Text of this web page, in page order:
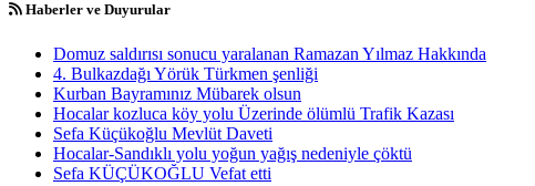
Haberler ve Duyurular
Domuz saldırısı sonucu yaralanan Ramazan Yılmaz Hakkında
4. Bulkazdağı Yörük Türkmen şenliği
Kurban Bayramınız Mübarek olsun
Hocalar kozluca köy yolu Üzerinde ölümlü Trafik Kazası
Sefa Küçükoğlu Mevlüt Daveti
Hocalar-Sandıklı yolu yoğun yağış nedeniyle çöktü
Sefa KÜÇÜKOĞLU Vefat etti